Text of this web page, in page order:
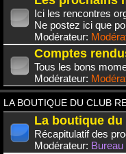
Ici les rencontres
Ne postez ici que
Modérateur:
Comptes
Tous les bons
Modérateur:
LA BOUTIQUE DU CLUB
La boutique
Récapitulatif des
Modérateur: Bureau